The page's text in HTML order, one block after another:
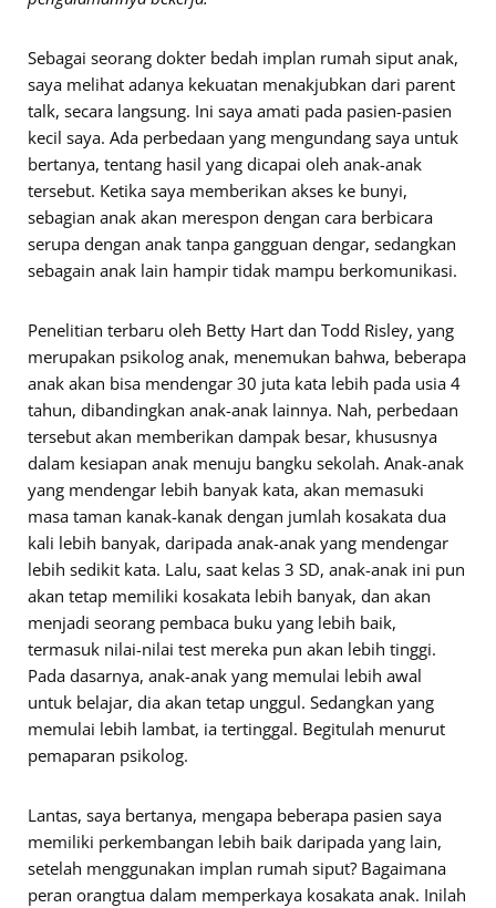
Sebagai seorang dokter bedah implan rumah siput anak,
saya melihat adanya kekuatan menakjubkan dari parent
talk, secara langsung. Ini saya amati pada pasien-pasien
kecil saya. Ada perbedaan yang mengundang saya untuk
bertanya, tentang hasil yang dicapai oleh anak-anak
tersebut. Ketika saya memberikan akses ke bunyi,
sebagian anak akan merespon dengan cara berbicara
serupa dengan anak tanpa gangguan dengar, sedangkan
sebagain anak lain hampir tidak mampu berkomunikasi.
Penelitian terbaru oleh Betty Hart dan Todd Risley, yang
merupakan psikolog anak, menemukan bahwa, beberapa
anak akan bisa mendengar 30 juta kata lebih pada usia 4
tahun, dibandingkan anak-anak lainnya. Nah, perbedaan
tersebut akan memberikan dampak besar, khususnya
dalam kesiapan anak menuju bangku sekolah. Anak-anak
yang mendengar lebih banyak kata, akan memasuki
masa taman kanak-kanak dengan jumlah kosakata dua
kali lebih banyak, daripada anak-anak yang mendengar
lebih sedikit kata. Lalu, saat kelas 3 SD, anak-anak ini pun
akan tetap memiliki kosakata lebih banyak, dan akan
menjadi seorang pembaca buku yang lebih baik,
termasuk nilai-nilai test mereka pun akan lebih tinggi.
Pada dasarnya, anak-anak yang memulai lebih awal
untuk belajar, dia akan tetap unggul. Sedangkan yang
memulai lebih lambat, ia tertinggal. Begitulah menurut
pemaparan psikolog.
Lantas, saya bertanya, mengapa beberapa pasien saya
memiliki perkembangan lebih baik daripada yang lain,
setelah menggunakan implan rumah siput? Bagaimana
peran orangtua dalam memperkaya kosakata anak. Inilah